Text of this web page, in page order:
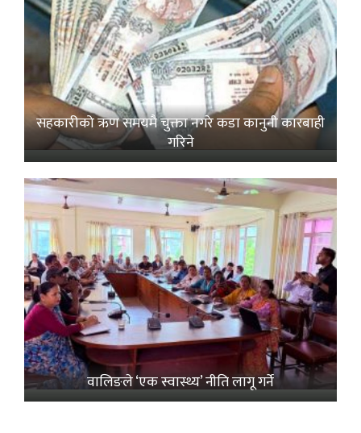
सहकारीको ऋण समयमै चुक्ता नगरे कडा कानुनी कारबाही
गरिने
वालिङले ‘एक स्वास्थ्य’ नीति लागू गर्ने